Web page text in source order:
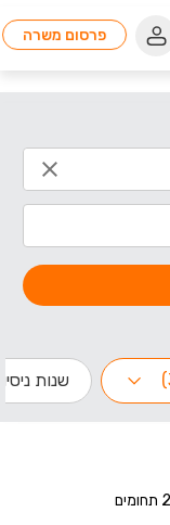
פרסום משרה
שנות